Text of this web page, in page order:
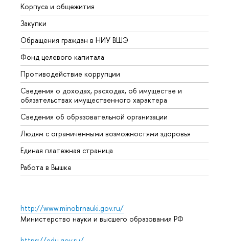
Корпуса и общежития
Закупки
Обращения граждан в НИУ ВШЭ
Фонд целевого капитала
Противодействие коррупции
Сведения о доходах, расходах, об имуществе и
обязательствах имущественного характера
Сведения об образовательной организации
Людям с ограниченными возможностями здоровья
Единая платежная страница
Работа в Вышке
http://www.minobrnauki.gov.ru/
Министерство науки и высшего образования РФ